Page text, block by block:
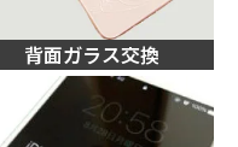
背面ガラス交換